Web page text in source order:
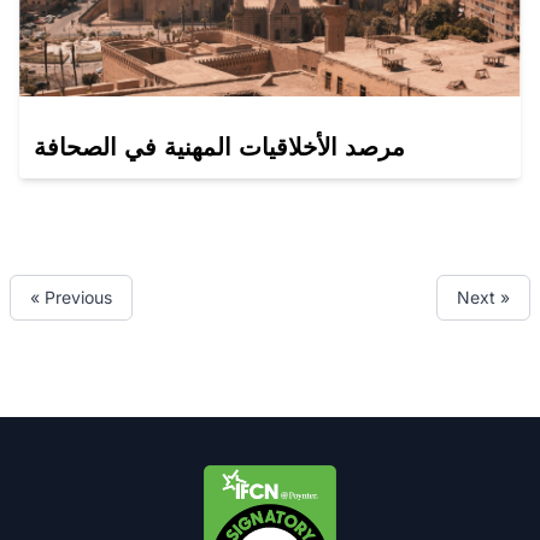
مرصد الأخلاقيات المهنية في الصحافة
« Previous Next »